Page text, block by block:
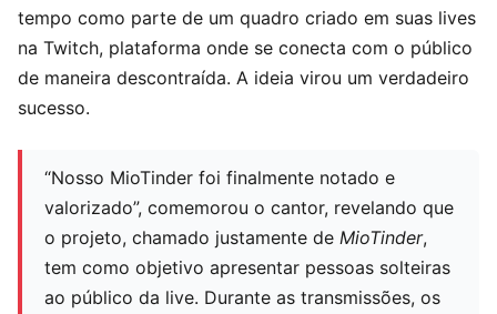
tempo como parte de um quadro criado em suas lives
na Twitch, plataforma onde se conecta com o público
de maneira descontraída. A ideia virou um verdadeiro
sucesso.
“Nosso MioTinder foi finalmente notado e
valorizado”, comemorou o cantor, revelando que
o projeto, chamado justamente de MioTinder,
tem como objetivo apresentar pessoas solteiras
ao público da live. Durante as transmissões, os